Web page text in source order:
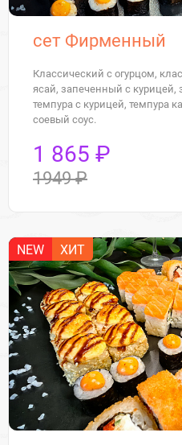
сет Фирменный
Классический с огурцом,
ясай, запеченный с курицей,
темпура с курицей, темпура
соевый соус.
1 865 ₽
1949 ₽
NEW ХИТ